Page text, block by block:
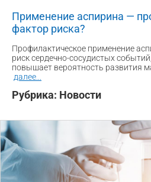
Применение аспирина —
фактор риска?
Профилактическое применение
риск сердечно-сосудистых
повышает вероятность развития
далее
Рубрика: Новости